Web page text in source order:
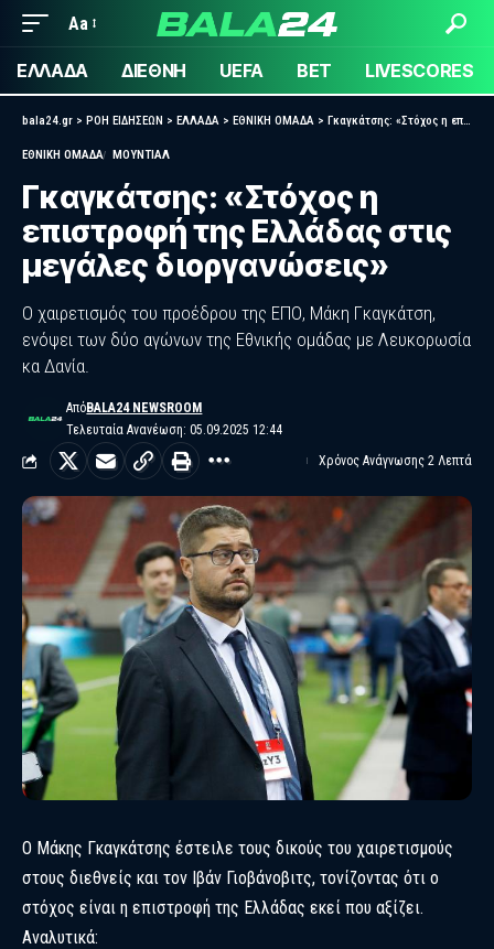
Aa
ΕΛΛΑΔΑ ΔΙΕΘΝΗ UEFA BET LIVESCORES
bala24.gr > ΡΟΗ ΕΙΔΗΣΕΩΝ > ΕΛΛΑΔΑ > ΕΘΝΙΚΗ ΟΜΑΔΑ > Γκαγκάτσης: «Στόχος η επιστροφή της Ελλάδας στις μεγάλες διοργανώσεις»
ΕΘΝΙΚΗ ΟΜΑΔΑ ΜΟΥΝΤΙΑΛ
Γκαγκάτσης: «Στόχος η
επιστροφή της Ελλάδας στις
μεγάλες διοργανώσεις»
Ο χαιρετισμός του προέδρου της ΕΠΟ, Μάκη Γκαγκάτση,
ενόψει των δύο αγώνων της Εθνικής ομάδας με Λευκορωσία
κα Δανία.
Τελευταία Ανανέωση: 05.09.2025 12:44
ΑπόBALA24 NEWSROOM
Χρόνος Ανάγνωσης 2 Λεπτά
Ο Μάκης Γκαγκάτσης έστειλε τους δικούς του χαιρετισμούς
στους διεθνείς και τον Ιβάν Γιοβάνοβιτς, τονίζοντας ότι ο
στόχος είναι η επιστροφή της Ελλάδας εκεί που αξίζει.
Αναλυτικά: